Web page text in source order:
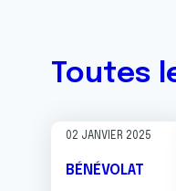
Toutes
02 JANVIER 2025
BÉNÉVOLAT